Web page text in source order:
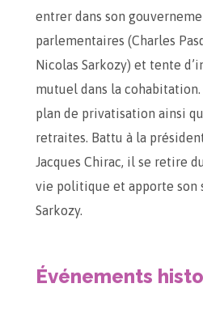
entrer dans son
parlementaires (Charles
Nicolas Sarkozy) et tente
mutuel dans la
plan de privatisation ainsi
retraites. Battu à la
Jacques Chirac, il se retire
vie politique et apporte son
Sarkozy.
Événements